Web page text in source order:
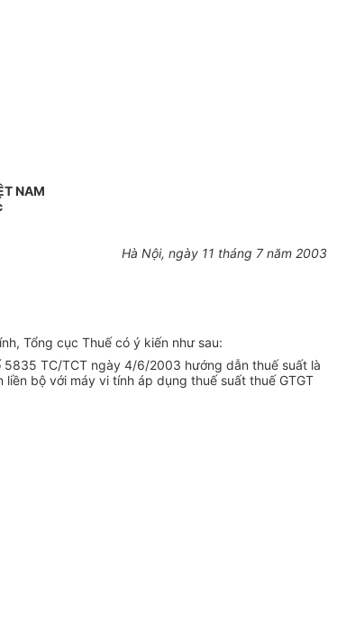
NAM
Hà Nội, ngày 11 tháng 7 năm 2003
Tổng cục Thuế có ý kiến như sau:
5835 TC/TCT ngày 4/6/2003 hướng dẫn thuế suất là
bộ với máy vi tính áp dụng thuế suất thuế GTGT